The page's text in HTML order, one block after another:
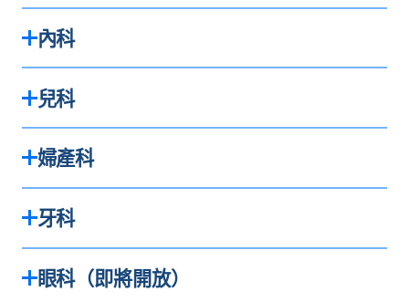
內科
兒科
婦產科
牙科
眼科（即將開放）